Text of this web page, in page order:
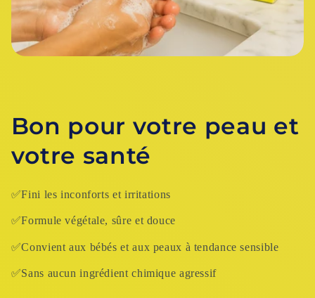
Bon pour votre peau et
votre santé
✅Fini les inconforts et irritations
✅Formule végétale, sûre et douce
✅Convient aux bébés et aux peaux à tendance sensible
✅Sans aucun ingrédient chimique agressif